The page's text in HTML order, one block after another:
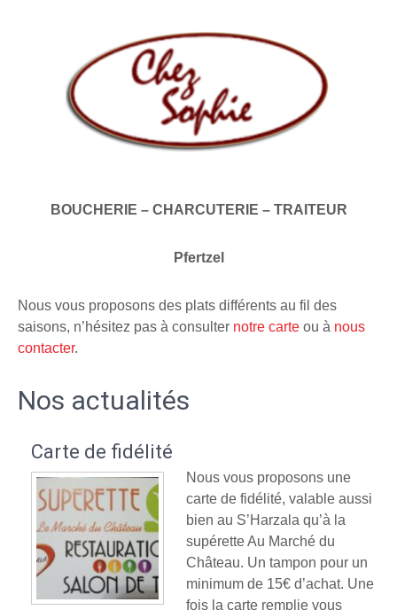
BOUCHERIE – CHARCUTERIE – TRAITEUR
Pfertzel
Nous vous proposons des plats différents au fil des
saisons, n’hésitez pas à consulter notre carte ou à nous
contacter.
Nos actualités
Carte de fidélité
Nous vous proposons une
carte de fidélité, valable aussi
bien au S’Harzala qu’à la
supérette Au Marché du
Château. Un tampon pour un
minimum de 15€ d’achat. Une
fois la carte remplie vous